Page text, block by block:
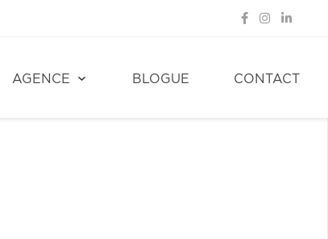
AGENCE BLOGUE CONTACT